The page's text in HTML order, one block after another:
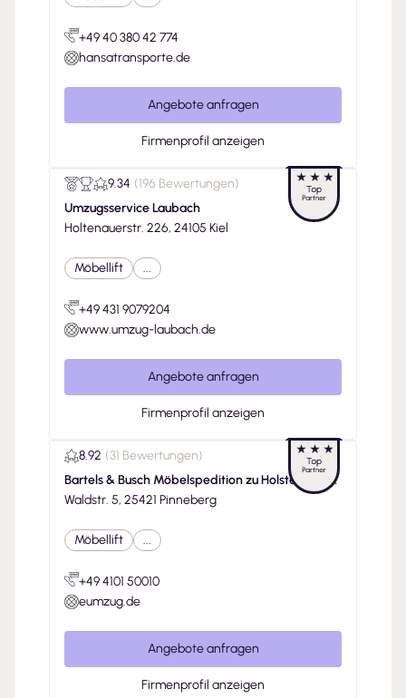
+49 40 380 42 774
hansatransporte.de
Angebote anfragen
Firmenprofil anzeigen
9.34 (196 Bewertungen)
Umzugsservice Laubach
Holtenauerstr. 226, 24105 Kiel
Möbellift ...
+49 431 9079204
www.umzug-laubach.de
Angebote anfragen
Firmenprofil anzeigen
8.92 (31 Bewertungen)
Bartels & Busch Möbelspedition zu Holstein Gmb
H
Waldstr. 5, 25421 Pinneberg
Möbellift ...
+49 4101 50010
eumzug.de
Angebote anfragen
Firmenprofil anzeigen